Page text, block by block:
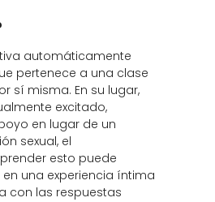
automáticamente
pertenece a una clase
sí misma. En su lugar,
excitado,
en lugar de un
sexual, el
esto puede
una experiencia íntima
con las respuestas